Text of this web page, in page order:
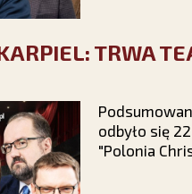
TRWA
odbyło się
"Polonia